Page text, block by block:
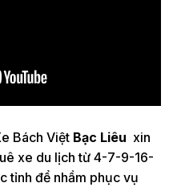
Bách Việt Bạc Liêu xin
xe du lịch từ 4-7-9-16-
tỉnh để nhầm phục vụ